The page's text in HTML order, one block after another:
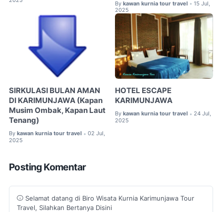
By kawan kurnia tour travel • 15 Jul,
2025
SIRKULASI BULAN AMAN
DI KARIMUNJAWA (Kapan
Musim Ombak, Kapan Laut
Tenang)
By kawan kurnia tour travel • 02 Jul,
2025
HOTEL ESCAPE
KARIMUNJAWA
By kawan kurnia tour travel • 24 Jul,
2025
Posting Komentar
Selamat datang di Biro Wisata Kurnia Karimunjawa Tour
Travel, Silahkan Bertanya Disini